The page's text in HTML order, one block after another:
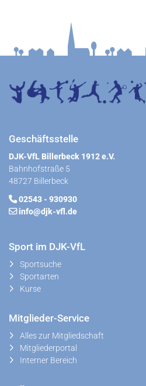
Geschäftsstelle
DJK-VfL Billerbeck 1912 e.V.
Bahnhofstraße 5
48727 Billerbeck
02543 - 930930
info@djk-vfl.de
Sport im DJK-VfL
Sportsuche
Sportarten
Kurse
Mitglieder-Service
Alles zur Mitgliedschaft
Mitgliederportal
Interner Bereich